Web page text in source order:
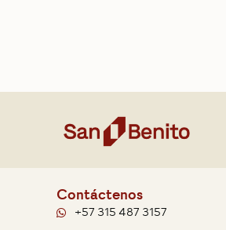
Contáctenos
+57 315 487 3157